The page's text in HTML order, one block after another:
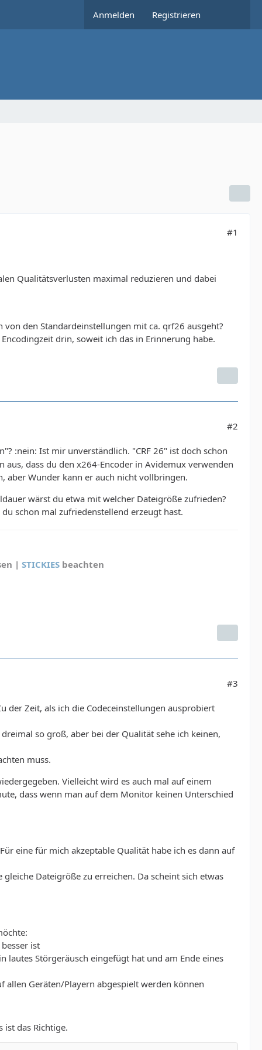
Anmelden Registrieren
#1
Qualitätsverlusten maximal reduzieren und dabei
den Standardeinstellungen mit ca. qrf26 ausgeht?
drin, soweit ich das in Erinnerung habe.
#2
:nein: Ist mir unverständlich. "CRF 26" ist doch schon
dass du den x264-Encoder in Avidemux verwenden
aber Wunder kann er auch nicht vollbringen.
wärst du etwa mit welcher Dateigröße zufrieden?
schon mal zufriedenstellend erzeugt hast.
| STICKIES beachten
#3
der Zeit, als ich die Codeceinstellungen ausprobiert
so groß, aber bei der Qualität sehe ich keinen,
muss.
Vielleicht wird es auch mal auf einem
dass wenn man auf dem Monitor keinen Unterschied
eine für mich akzeptable Qualität habe ich es dann auf
Dateigröße zu erreichen. Da scheint sich etwas
ist
lautes Störgeräusch eingefügt hat und am Ende eines
Geräten/Playern abgespielt werden können
ist das Richtige.